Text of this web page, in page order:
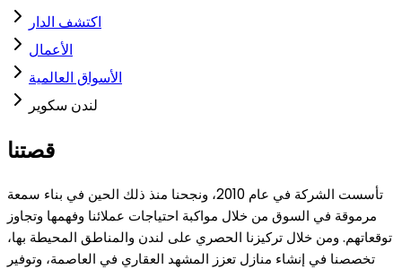
اكتشف الدار
الأعمال
الأسواق العالمية
لندن سكوير
قصتنا
تأسست الشركة في عام 2010، ونجحنا منذ ذلك الحين في بناء سمعة
مرموقة في السوق من خلال مواكبة احتياجات عملائنا وفهمها وتجاوز
توقعاتهم. ومن خلال تركيزنا الحصري على لندن والمناطق المحيطة بها،
تخصصنا في إنشاء منازل تعزز المشهد العقاري في العاصمة، وتوفير